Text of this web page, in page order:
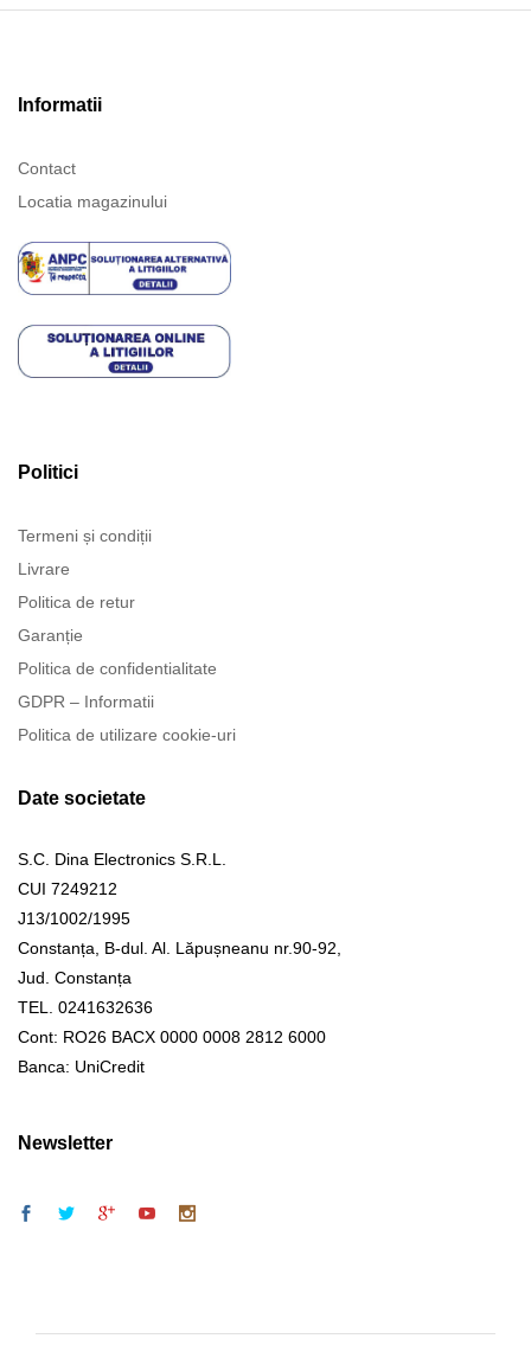
Informatii
Contact
Locatia magazinului
Politici
Termeni și condiții
Livrare
Politica de retur
Garanție
Politica de confidentialitate
GDPR – Informatii
Politica de utilizare cookie-uri
Date societate
S.C. Dina Electronics S.R.L.
CUI 7249212
J13/1002/1995
Constanța, B-dul. Al. Lăpușneanu nr.90-92,
Jud. Constanța
TEL. 0241632636
Cont: RO26 BACX 0000 0008 2812 6000
Banca: UniCredit
Newsletter